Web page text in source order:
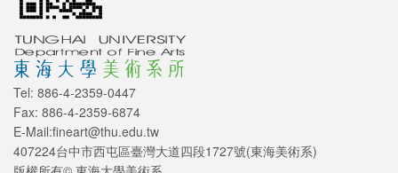
Tel: 886-4-2359-0447
Fax: 886-4-2359-6874
E-Mail:fineart@thu.edu.tw
407224台中市西屯區臺灣大道四段1727號(東海美術系)